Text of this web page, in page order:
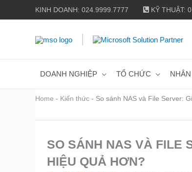
nội
KINH DOANH: 024.9999.7777 KỸ THUẬT:
DOANH NGHIỆP TỔ CHỨC
Home - Kiến thức - So sánh NAS và File Server:
SO SÁNH NAS VÀ FILE
HIỆU QUẢ HƠN?